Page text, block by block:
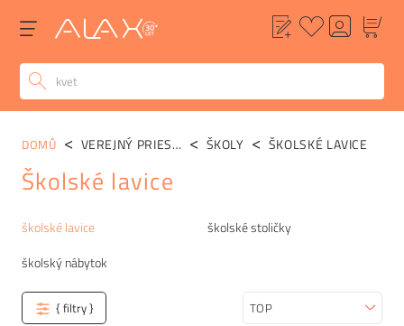
Kategórie
školské lavice
školské stoličky
školský nábytok
DOMŮ VEREJNÝ PRIESTOR ŠKOLY ŠKOLSKÉ LAVICE
Školské lavice
{ filtry } Zoradiť